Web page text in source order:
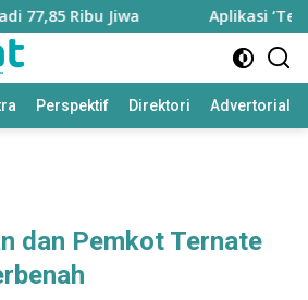
Ribu Jiwa Aplikasi ‘Teras
Perspektif Direktori Advertorial
dan Pemkot Ternate